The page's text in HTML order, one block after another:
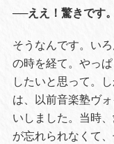
──ええ！驚きです。
そうなんです。い
の時を経て。やっ
したいと思って。
は、以前音楽塾ヴ
いしました。当時
が忘れられなくて